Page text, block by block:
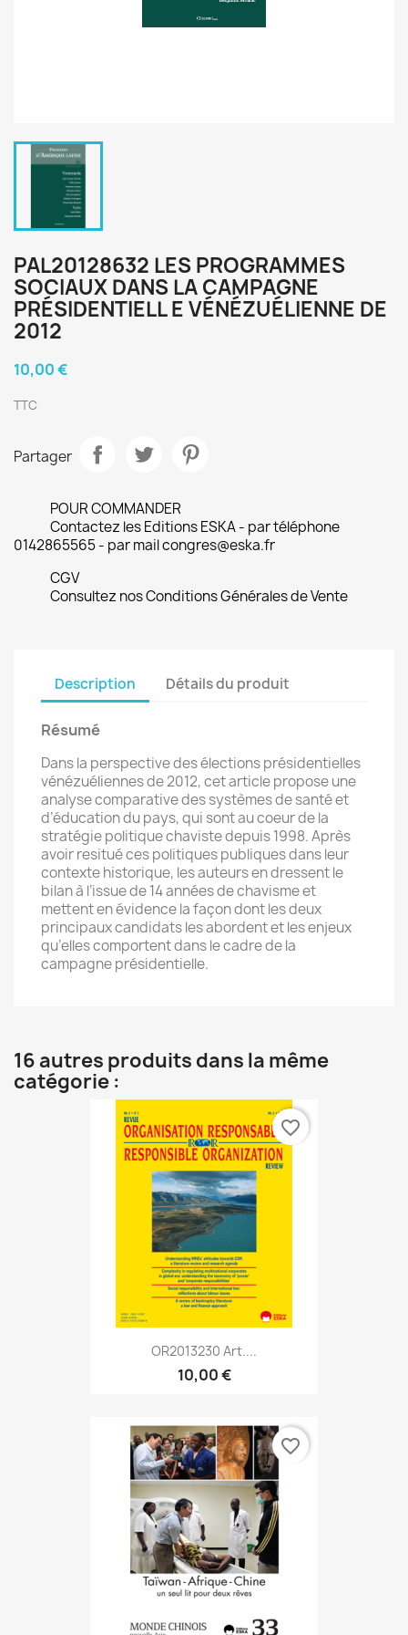
PAL20128632 LES PROGRAMMES
SOCIAUX DANS LA CAMPAGNE
PRÉSIDENTIELL E VÉNÉZUÉLIENNE DE
2012
10,00 €
TTC
Partager
POUR COMMANDER
Contactez les Editions ESKA - par téléphone
0142865565 - par mail congres@eska.fr
CGV
Consultez nos Conditions Générales de Vente
Description Détails du produit
Résumé
Dans la perspective des élections présidentielles
vénézuéliennes de 2012, cet article propose une
analyse comparative des systèmes de santé et
d’éducation du pays, qui sont au coeur de la
stratégie politique chaviste depuis 1998. Après
avoir resitué ces politiques publiques dans leur
contexte historique, les auteurs en dressent le
bilan à l’issue de 14 années de chavisme et
mettent en évidence la façon dont les deux
principaux candidats les abordent et les enjeux
qu’elles comportent dans le cadre de la
campagne présidentielle.
16 autres produits dans la même
catégorie :
OR2013230 Art....
10,00 €
favorite_border
favorite_border